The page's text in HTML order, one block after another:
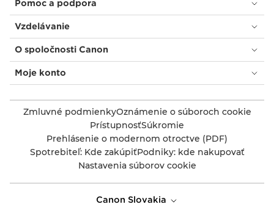
Pomoc a podpora
Vzdelávanie
O spoločnosti Canon
Moje konto
Zmluvné podmienkyOznámenie o súboroch cookie
PrístupnosťSúkromie
Prehlásenie o modernom otroctve (PDF)
Spotrebiteľ: Kde zakúpiťPodniky: kde nakupovať
Nastavenia súborov cookie
Canon Slovakia